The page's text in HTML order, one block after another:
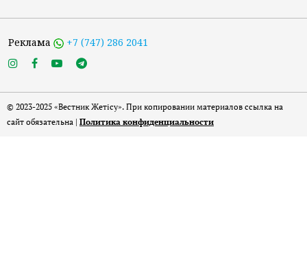
Реклама +7 (747) 286 2041
© 2023-2025 «Вестник Жетісу». При копировании материалов ссылка на
сайт обязательна | Политика конфиденциальности